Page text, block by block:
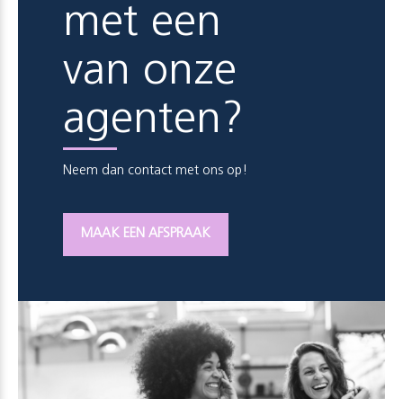
met een
van onze
agenten?
Neem dan contact met ons op!
MAAK EEN AFSPRAAK